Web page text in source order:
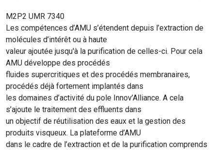
M2P2 UMR 7340
Les compétences d’AMU s’étendent depuis l’extraction de
molécules d’intérêt ou à haute
valeur ajoutée jusqu'à la purification de celles-ci. Pour cela
AMU développe des procédés
fluides supercritiques et des procédés membranaires,
procédés déjà fortement implantés dans
les domaines d’activité du pole Innov’Alliance. A cela
s’ajoute le traitement des effluents dans
un objectif de réutilisation des eaux et la gestion des
produits visqueux. La plateforme d’AMU
dans le cadre de l’extraction et de la purification comprends